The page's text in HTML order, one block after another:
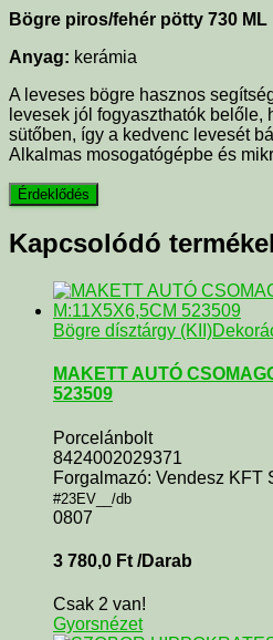
Bögre piros/fehér pötty 730 ML
Anyag: kerámia
A leveses bögre hasznos
levesek jól fogyaszthatók belőle,
sütőben, így a kedvenc levesét
Alkalmas mosogatógépbe és
Kapcsolódó
Bögre dísztárgy (KII)
MAKETT AUTÓ
523509
Porcelánbolt
8424002029371
Forgalmazó: Vendesz KFT
#23EV__/db
0807
3 780,0 Ft /Darab
Csak 2 van!
Gyorsnézet